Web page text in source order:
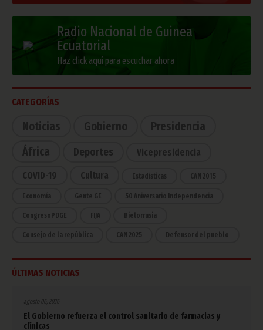
Radio Nacional de Guinea
Ecuatorial
Haz click aquí para escuchar ahora
CATEGORÍAS
Noticias Gobierno
Presidencia
África
Deportes Vicepresidencia
COVID-19 Cultura Estadísticas CAN 2015
Economía Gente GE 50 Aniversario Independencia
CongresoPDGE FIJA Bielorrusia
Consejo de la república CAN 2025 Defensor del pueblo
ÚLTIMAS NOTICIAS
agosto 06, 2026
El Gobierno refuerza el control sanitario de farmacias y
clínicas